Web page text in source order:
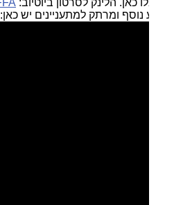
כאן. הלינק לסרטון ביוטיוב:
נוסף ומרתק למתעניינים יש כאן: